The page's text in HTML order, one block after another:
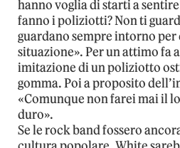
hanno voglia di starti a
fanno i poliziotti? Non ti
guardano sempre intorno
situazione». Per un attimo fa
imitazione di un poliziotto
gomma. Poi a proposito
«Comunque non farei mai il
duro».
Se le rock band fossero